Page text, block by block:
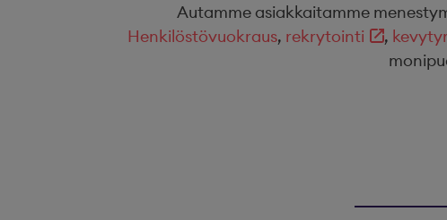
Autamme asiakkaitamme
Henkilöstövuokraus, rekrytointi ,